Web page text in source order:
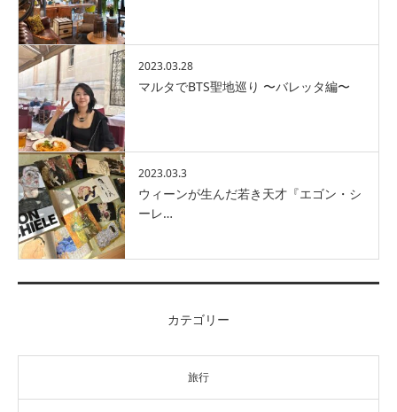
2023.03.28
マルタでBTS聖地巡り 〜バレッタ編〜
2023.03.3
ウィーンが生んだ若き天才『エゴン・シ
ーレ…
カテゴリー
旅行